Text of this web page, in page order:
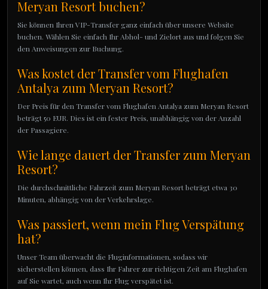
Meryan Resort buchen?
Sie können Ihren VIP-Transfer ganz einfach über unsere Website
buchen. Wählen Sie einfach Ihr Abhol- und Zielort aus und folgen Sie
den Anweisungen zur Buchung.
Was kostet der Transfer vom Flughafen
Antalya zum Meryan Resort?
Der Preis für den Transfer vom Flughafen Antalya zum Meryan Resort
beträgt 50 EUR. Dies ist ein fester Preis, unabhängig von der Anzahl
der Passagiere.
Wie lange dauert der Transfer zum Meryan
Resort?
Die durchschnittliche Fahrzeit zum Meryan Resort beträgt etwa 30
Minuten, abhängig von der Verkehrslage.
Was passiert, wenn mein Flug Verspätung
hat?
Unser Team überwacht die Fluginformationen, sodass wir
sicherstellen können, dass Ihr Fahrer zur richtigen Zeit am Flughafen
auf Sie wartet, auch wenn Ihr Flug verspätet ist.